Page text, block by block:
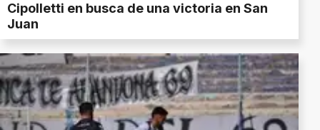
Cipolletti en busca de una victoria en San
Juan